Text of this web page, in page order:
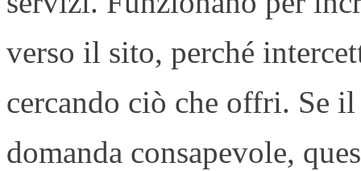
verso il sito, perché
cercando ciò che offri. Se
domanda consapevole,